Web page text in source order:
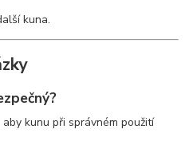
kuna.
kunu při správném použití